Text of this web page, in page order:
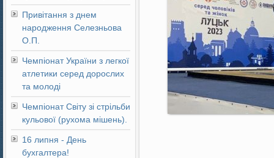
Привітання з днем
народження Селезньова
О.П.
Чемпіонат України з легкої
атлетики серед дорослих
та молоді
Чемпіонат Світу зі стрільби
кульової (рухома мішень).
16 липня - День
бухгалтера!